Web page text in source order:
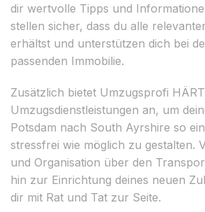
dir wertvolle Tipps und
stellen sicher, dass du alle
erhältst und unterstützen dich bei
passenden Immobilie.
Zusätzlich bietet Umzugsprofi
Umzugsdienstleistungen an, um
Potsdam nach South Ayrshire so
stressfrei wie möglich zu gestalten.
und Organisation über den
hin zur Einrichtung deines neuen
dir mit Rat und Tat zur Seite.